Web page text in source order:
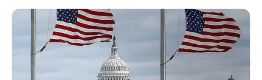
Нам пишуть
Партнерські матеріали